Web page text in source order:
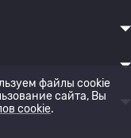
файлы cookie
сайта, Вы
cookie.